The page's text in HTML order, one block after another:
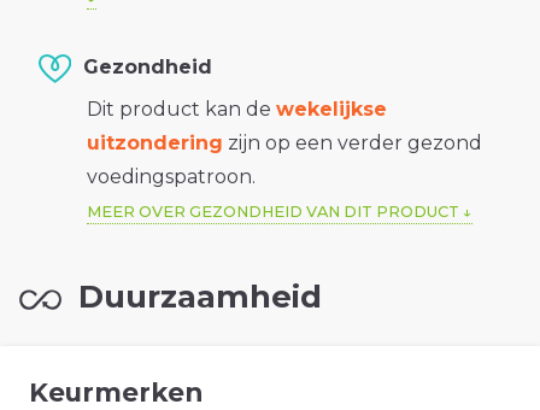
Gezondheid
Dit product kan de wekelijkse
uitzondering zijn op een verder gezond
voedingspatroon.
MEER OVER GEZONDHEID VAN DIT PRODUCT
Duurzaamheid
Keurmerken